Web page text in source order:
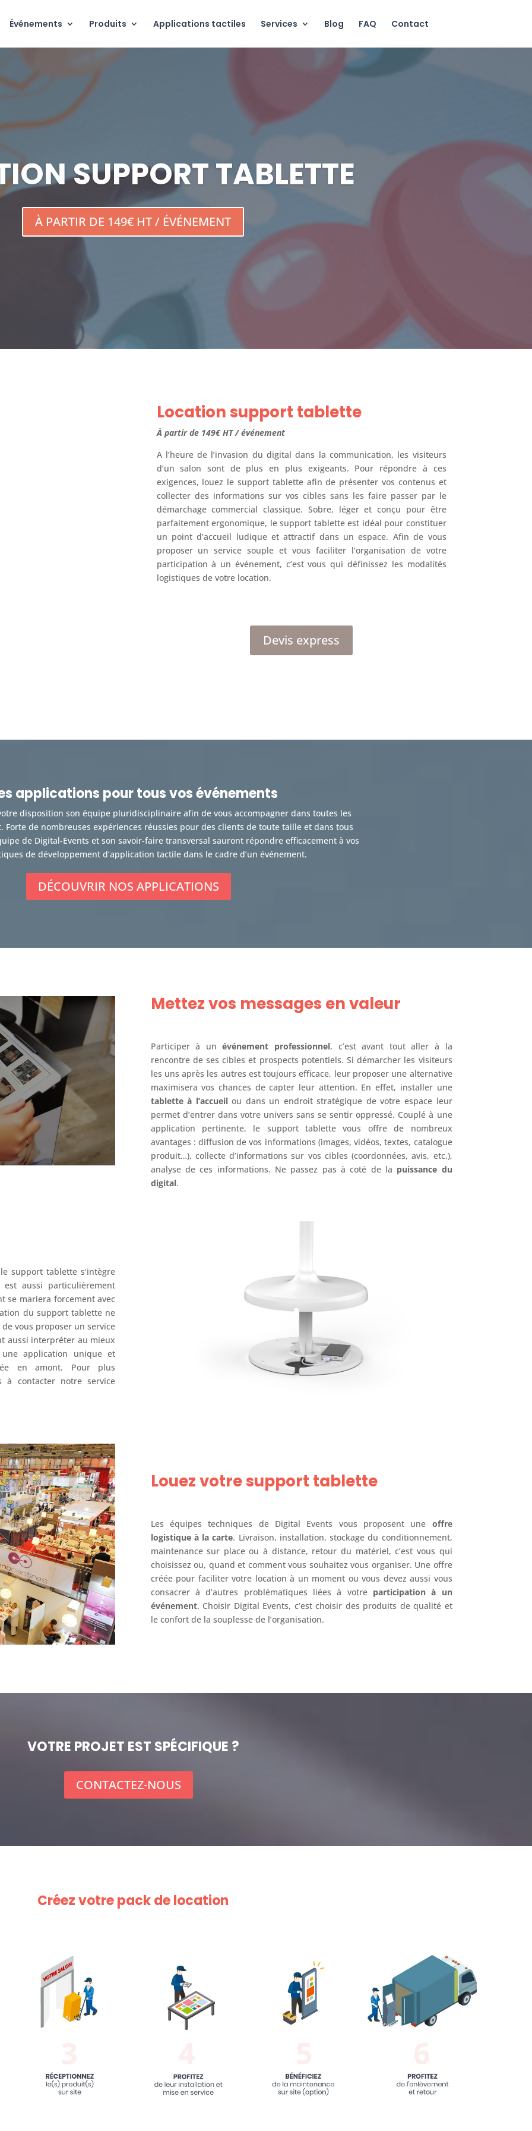
Événements Produits Applications tactiles Services Blog FAQ Contact
SUPPORT TABLETTE
À PARTIR DE 149€ HT / ÉVÉNEMENT
Location support tablette
À partir de 149€ HT /événement
A l’heure de l’invasion du digital dans la communication, les visiteurs
d’un salon sont de plus en plus exigeants. Pour répondre à ces
exigences, louez le support tablette afin de présenter vos contenus et
collecter des informations sur vos cibles sans les faire passer par le
démarchage commercial classique. Sobre, léger et conçu pour être
parfaitement ergonomique, le support tablette est idéal pour constituer
un point d’accueil ludique et attractif dans un espace. Afin de vous
proposer un service souple et vous faciliter l’organisation de votre
participation à un événement, c’est vous qui définissez les modalités
logistiques de votre location.
Devis express
applications pour tous vos événements
disposition son équipe pluridisciplinaire afin de vous accompagner dans toutes les
Forte de nombreuses expériences réussies pour des clients de toute taille et dans tous
de Digital-Events et son savoir-faire transversal sauront répondre efficacement à vos
de développement d’application tactile dans le cadre d’un événement.
DÉCOUVRIR NOS APPLICATIONS
Mettez vos messages en valeur
Participer à un événement professionnel, c’est avant tout aller à la
rencontre de ses cibles et prospects potentiels. Si démarcher les visiteurs
les uns après les autres est toujours efficace, leur proposer une alternative
maximisera vos chances de capter leur attention. En effet, installer une
tablette à l’accueilou dans un endroit stratégique de votre espace leur
permet d’entrer dans votre univers sans se sentir oppressé. Couplé à une
application pertinente, le support tablette vous offre de nombreux
avantages : diffusion de vos informations (images, vidéos, textes, catalogue
produit…), collecte d’informations sur vos cibles (coordonnées, avis, etc.),
analyse de ces informations. Ne passez pas à coté de la puissance du
digital.
support tablette s’intègre
aussi particulièrement
se mariera forcement avec
du support tablette ne
vous proposer un service
aussi interpréter au mieux
une application unique et
en amont. Pour plus
à contacter notre service
Louez votre support tablette
Les équipes techniques de Digital Events vous proposent une offre
logistique à la carte. Livraison, installation, stockage du conditionnement,
maintenance sur place ou à distance, retour du matériel, c’est vous qui
choisissez ou, quand et comment vous souhaitez vous organiser. Une offre
créée pour faciliter votre location à un moment ou vous devez aussi vous
consacrer à d’autres problématiques liées à votre participation à un
événement. Choisir Digital Events, c’est choisir des produits de qualité et
le confort de la souplesse de l’organisation.
VOTRE PROJET EST SPÉCIFIQUE ?
CONTACTEZ-NOUS
Créez votre pack de location